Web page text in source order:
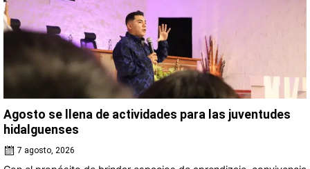
Agosto se llena de actividades para las juventudes
hidalguenses
7 agosto, 2026